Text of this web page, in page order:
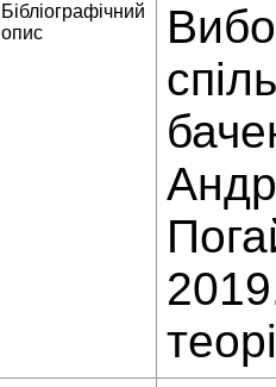
Бібліографічний
опис